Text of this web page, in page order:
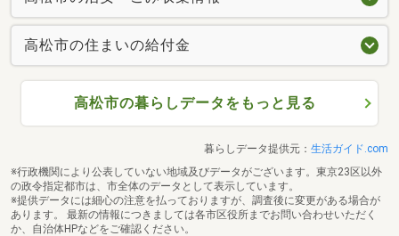
高松市の住まいの給付金
高松市の暮らしデータをもっと見る
暮らしデータ提供元： 生活ガイド.com
※行政機関により公表していない地域及びデータがございます。東京23区以外
の政令指定都市は、市全体のデータとして表示しています。
※提供データには細心の注意を払っておりますが、調査後に変更がある場合が
あります。 最新の情報につきましては各市区役所までお問い合わせいただく
か、自治体HPなどをご確認ください。